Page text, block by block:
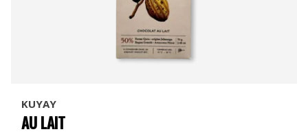
KUYAY
AU LAIT